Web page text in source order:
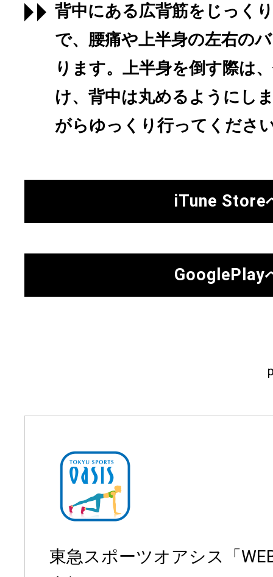
背中にある広背筋をじっく
で、腰痛や上半身の左右の
ります。上半身を倒す際は
け、背中は丸めるようにし
がらゆっくり行ってくださ
iTune Store
GooglePlay
東急スポーツオアシス「